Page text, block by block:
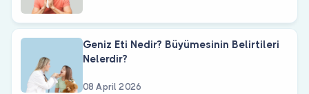
Geniz Eti Nedir? Büyümesinin Belirtileri
Nelerdir?
08 April 2026